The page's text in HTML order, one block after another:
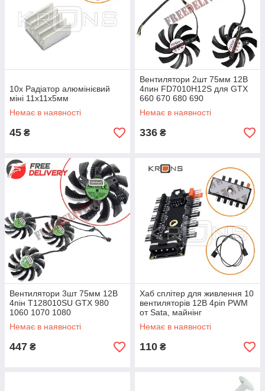
10x Радіатор алюмінієвий
міні 11х11х5мм
Немає в наявності
45 ₴
Вентилятори 2шт 75мм 12В
4пин FD7010H12S для GTX
660 670 680 690
Немає в наявності
336 ₴
Вентилятори 3шт 75мм 12В
4пін T128010SU GTX 980
1060 1070 1080
Немає в наявності
447 ₴
Хаб сплітер для живлення 10
вентиляторів 12В 4pin PWM
от Sata, майнінг
Немає в наявності
110 ₴